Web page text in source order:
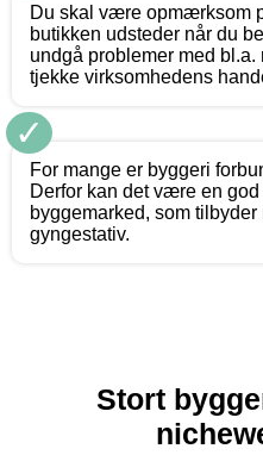
Du skal være opmærksom
butikken udsteder når du
undgå problemer med
tjekke virksomhedens
✓
For mange er byggeri
Derfor kan det være en
byggemarked, som
gyngestativ.
Stort